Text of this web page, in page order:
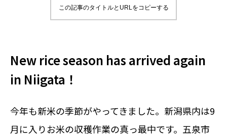
この記事のタイトルとURLをコピーする
New rice season has arrived again
in Niigata！
今年も新米の季節がやってきました。新潟県内は9
月に入りお米の収穫作業の真っ最中です。五泉市